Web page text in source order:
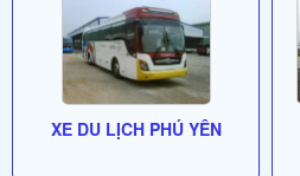
XE DU LỊCH PHÚ YÊN